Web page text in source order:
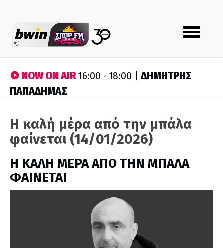
Toggle
navigation
NOW ON AIR16:00 - 18:00 |ΔΗΜΗΤΡΗΣ
ΠΑΠΑΔΗΜΑΣ
Η καλή μέρα από την μπάλα
φαίνεται (14/01/2026)
H ΚΑΛΗ ΜΕΡΑ ΑΠΟ ΤΗΝ ΜΠΑΛΑ
ΦΑΙΝΕΤΑΙ